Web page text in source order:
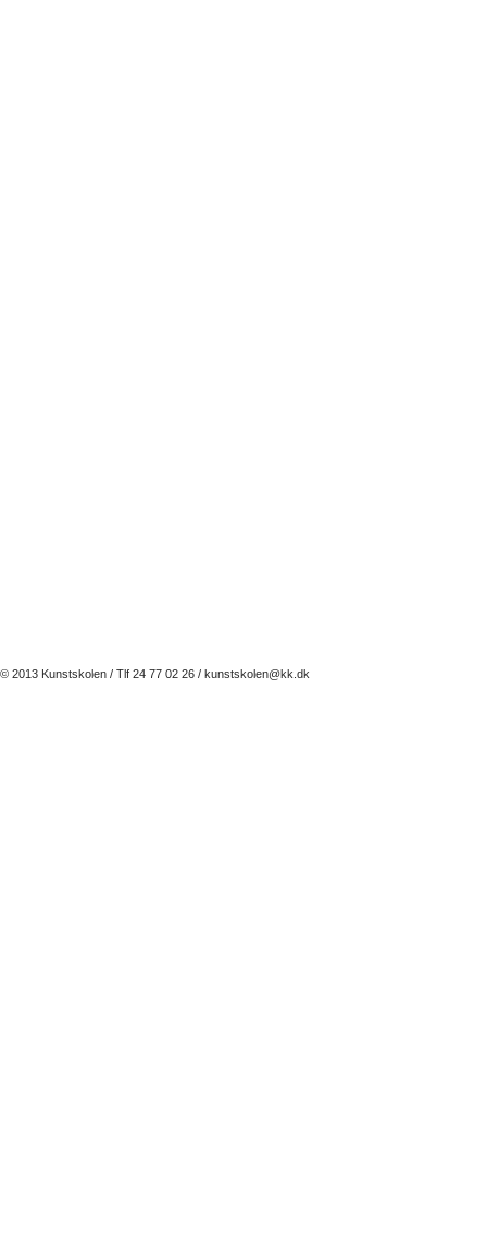
© 2013 Kunstskolen / Tlf 24 77 02 26 / kunstskolen@kk.dk